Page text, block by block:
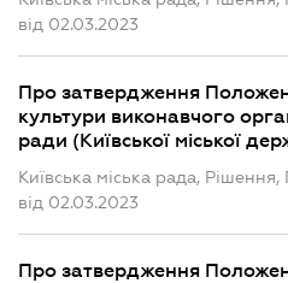
від 02.03.2023
Про затвердження
культури виконавчого
ради (Київської міської
Київська міська рада,
від 02.03.2023
Про затвердження